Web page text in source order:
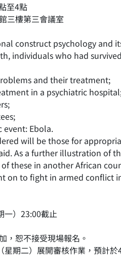
至4點
三樓第三會議室
construct psychology and
individuals who had
and their treatment;
in a psychiatric
Ebola.
will be those for
As a further illustration of
these in another African
on to fight in armed conflict
一）23:00截止
，恕不接受現場報名。
期二）展開審核作業，預計